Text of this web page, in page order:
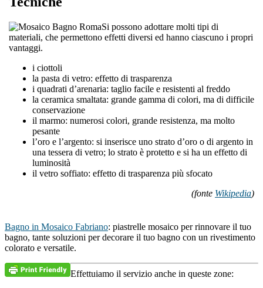
Si possono adottare molti tipi di
materiali, che permettono effetti diversi ed hanno ciascuno i propri
vantaggi.
i ciottoli
la pasta di vetro: effetto di trasparenza
i quadrati d’arenaria: taglio facile e resistenti al freddo
la ceramica smaltata: grande gamma di colori, ma di difficile
conservazione
il marmo: numerosi colori, grande resistenza, ma molto
pesante
l’oro e l’argento: si inserisce uno strato d’oro o di argento in
una tessera di vetro; lo strato è protetto e si ha un effetto di
luminosità
il vetro soffiato: effetto di trasparenza più sfocato
(fonte Wikipedia)
Bagno in Mosaico Fabriano: piastrelle mosaico per rinnovare il tuo
bagno, tante soluzioni per decorare il tuo bagno con un rivestimento
colorato e versatile.
Effettuiamo il servizio anche in queste zone: